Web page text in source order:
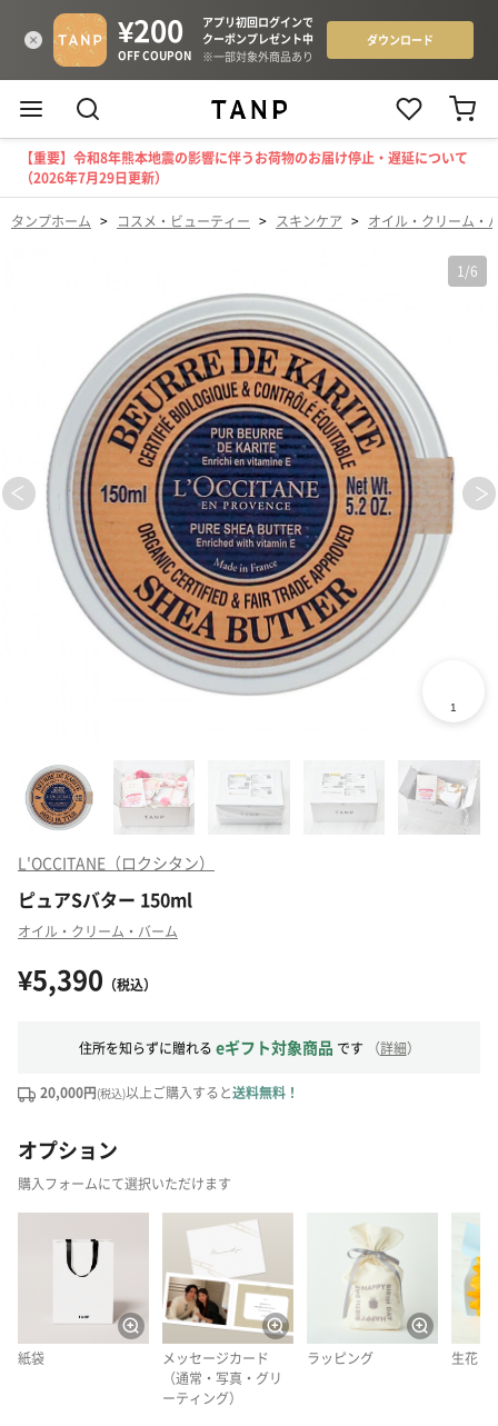
【重要】令和8年熊本地震の影響に伴うお荷物のお届け停止・遅延について
（2026年7月29日更新）
タンプホーム > コスメ・ビューティー > スキンケア > オイル・クリーム・
1 /6
L'OCCITANE（ロクシタン）
ピュアSバター 150ml
オイル・クリーム・バーム
¥5,390 （税込）
住所を知らずに贈れる eギフト対象商品 です （詳細）
20,000円(税込)以上ご購入すると送料無料！
オプション
購入フォームにて選択いただけます
紙袋
メッセージカード
（通常・写真・グリ
ーティング）
ラッピング 生花